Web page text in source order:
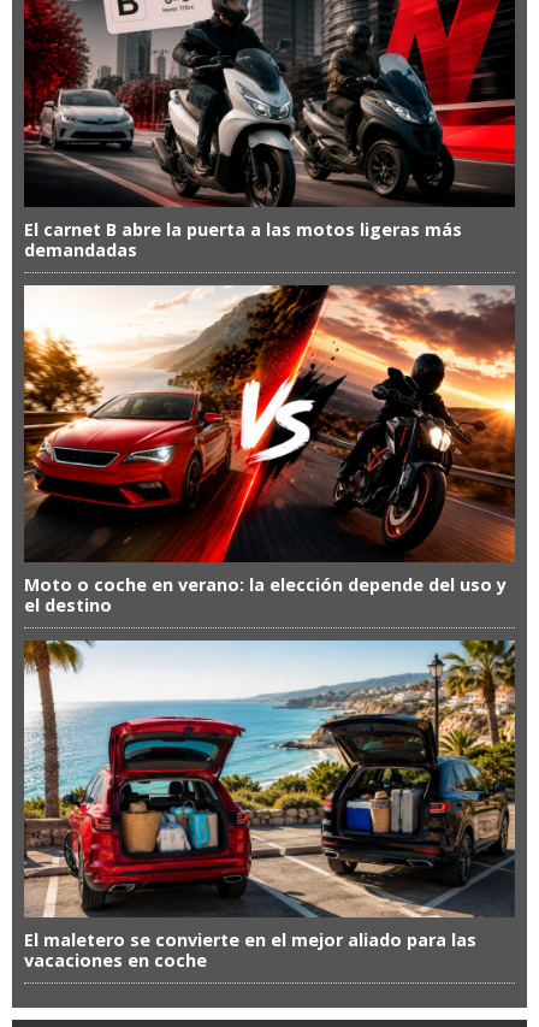
El carnet B abre la puerta a las motos ligeras más
demandadas
Moto o coche en verano: la elección depende del uso y
el destino
El maletero se convierte en el mejor aliado para las
vacaciones en coche